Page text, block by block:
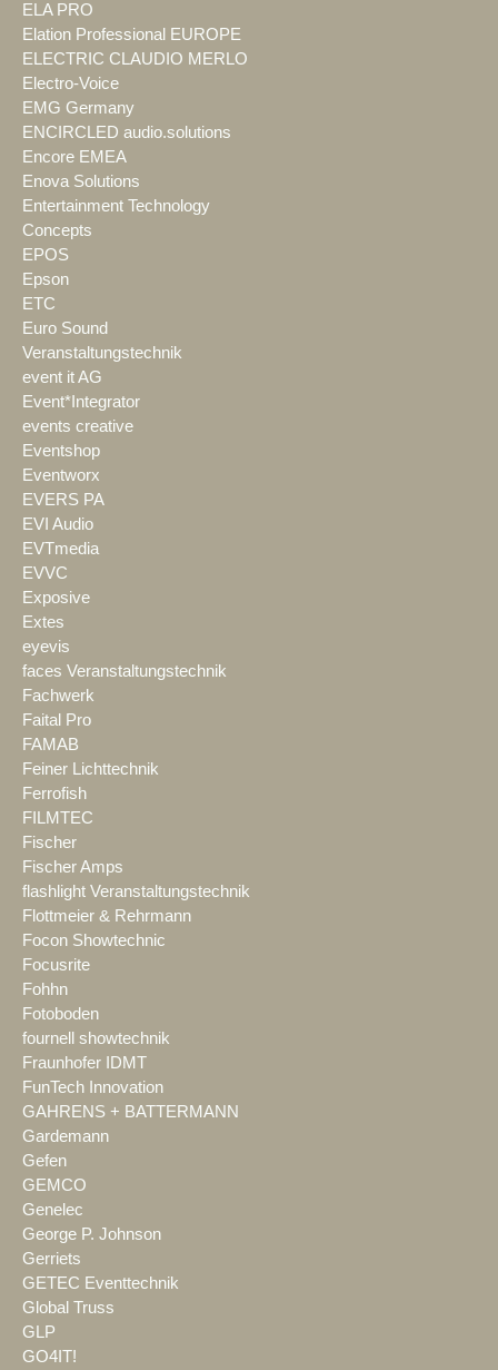
ELA PRO
Elation Professional EUROPE
ELECTRIC CLAUDIO MERLO
Electro-Voice
EMG Germany
ENCIRCLED audio.solutions
Encore EMEA
Enova Solutions
Entertainment Technology
Concepts
EPOS
Epson
ETC
Euro Sound
Veranstaltungstechnik
event it AG
Event*Integrator
events creative
Eventshop
Eventworx
EVERS PA
EVI Audio
EVTmedia
EVVC
Exposive
Extes
eyevis
faces Veranstaltungstechnik
Fachwerk
Faital Pro
FAMAB
Feiner Lichttechnik
Ferrofish
FILMTEC
Fischer
Fischer Amps
flashlight Veranstaltungstechnik
Flottmeier & Rehrmann
Focon Showtechnic
Focusrite
Fohhn
Fotoboden
fournell showtechnik
Fraunhofer IDMT
FunTech Innovation
GAHRENS + BATTERMANN
Gardemann
Gefen
GEMCO
Genelec
George P. Johnson
Gerriets
GETEC Eventtechnik
Global Truss
GLP
GO4IT!